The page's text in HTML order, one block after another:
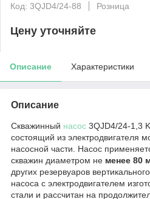
Код: 3QJD4/24-88
Розница
Цену уточняйте
Описание Характеристики
Описание
Скважинный насос 3QJD4/24-1,3
состоящий из электродвигателя
насосной части. Насос
скважин диаметром не менее 80
других резервуаров
насоса с электродвигателем
стали и рассчитан на